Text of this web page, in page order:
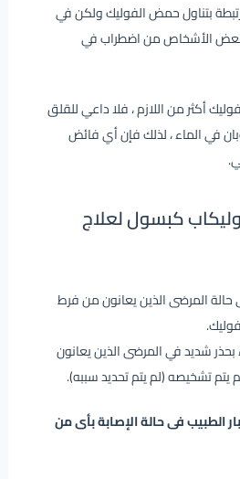
بتناول حمض الفوليك ولكن في
بعض الأشخاص من اضطراب في
أكثر من اللازم ، فلا داعي للقلق
في الماء ، لذلك فإن أي فائض
كبسول لعلاج
حالة المرضى الذين يعانون من فرط
شديد في المرضى الذين يعانون
يتم تشخيصه (لم يتم تحديد سببه).
الطبيب فى حالة الإصابة بأى من